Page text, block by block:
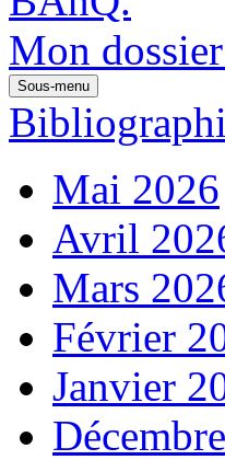
Mon dossier
Sous-menu
Mai 2026
Avril
Mars
Février
Janvier